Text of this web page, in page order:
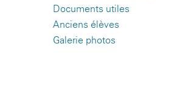
Documents utiles
Anciens élèves
Galerie photos